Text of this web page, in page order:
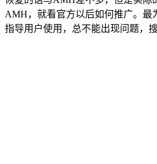
AMH，就看官方以后如何推广。最
指导用户使用，总不能出现问题，